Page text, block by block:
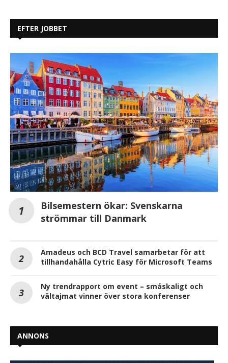
EFTER JOBBET
Bilsemestern ökar: Svenskarna
strömmar till Danmark
Amadeus och BCD Travel samarbetar för att
tillhandahålla Cytric Easy för Microsoft Teams
Ny trendrapport om event – småskaligt och
vältajmat vinner över stora konferenser
ANNONS